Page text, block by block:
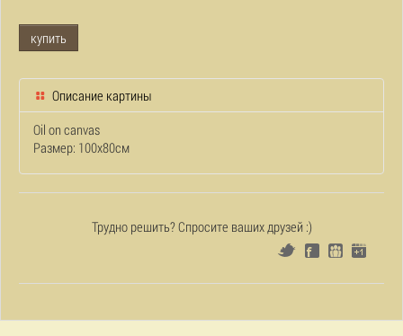
купить
Описание картины
Oil on canvas
Размер: 100x80см
Трудно решить? Спросите ваших друзей :)